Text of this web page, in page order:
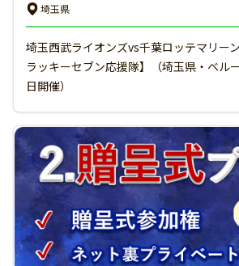
埼玉県
埼玉西武ライオンズvs千葉ロッテマリー
ラッキーセブン応援隊】（埼玉県・ベル
日開催）